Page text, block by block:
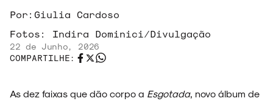
Por: Giulia Cardoso
Fotos: Indira Dominici/Divulgação
22 de Junho, 2026
COMPARTILHE:
As dez faixas que dão corpo a Esgotada, novo álbum de